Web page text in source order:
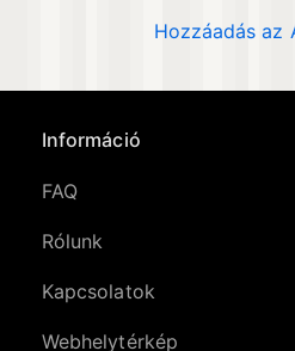
Hozzáadás az
Információ
FAQ
Rólunk
Kapcsolatok
Webhelytérkép